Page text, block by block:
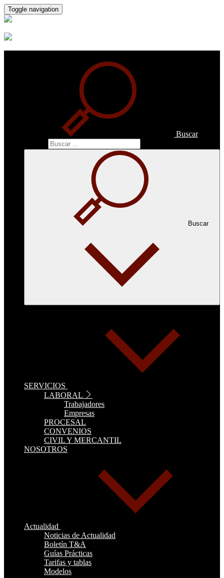
Toggle navigation
Buscar
Buscar
SERVICIOS
LABORAL
Trabajadores
Empresas
PROCESAL
CONVENIOS
CIVIL Y MERCANTIL
NOSOTROS
Actualidad
Noticias de Actualidad
Boletín T&A
Guías Prácticas
Tarifas y tablas
Modelos